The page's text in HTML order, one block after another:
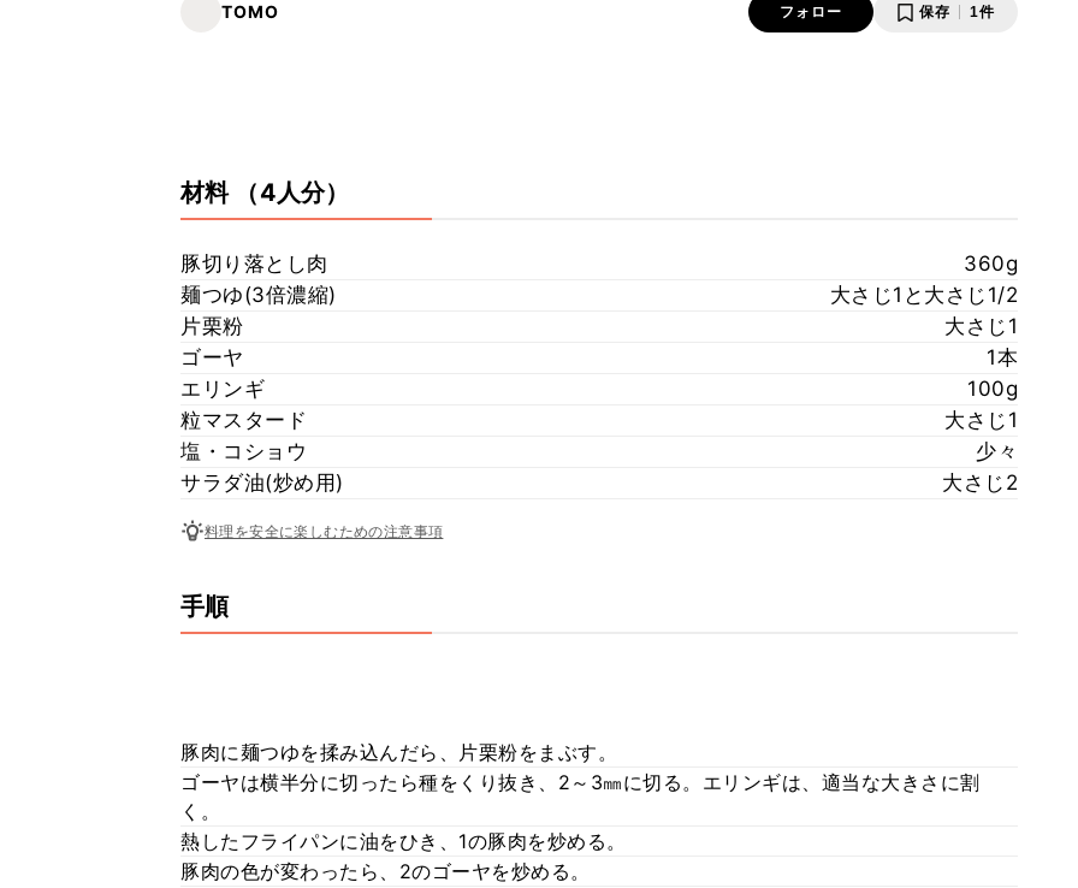
TOMO フォロー 保存 1件
材料 （4人分）
豚切り落とし肉
360g
麺つゆ(3倍濃縮)
大さじ1と大さじ1/2
片栗粉
大さじ1
ゴーヤ
1本
エリンギ
100g
粒マスタード
大さじ1
塩・コショウ
少々
サラダ油(炒め用)
大さじ2
料理を安全に楽しむための注意事項
手順
豚肉に麺つゆを揉み込んだら、片栗粉をまぶす。
ゴーヤは横半分に切ったら種をくり抜き、2～3㎜に切る。エリンギは、適当な大きさに割
く。
熱したフライパンに油をひき、1の豚肉を炒める。
豚肉の色が変わったら、2のゴーヤを炒める。